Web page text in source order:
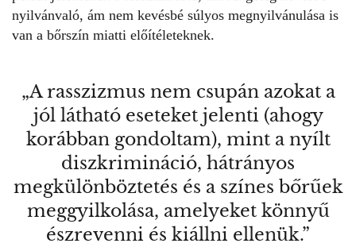
nyilvánvaló, ám nem kevésbé súlyos megnyilvánulása is
van a bőrszín miatti előítéleteknek.
„A rasszizmus nem csupán azokat a
jól látható eseteket jelenti (ahogy
korábban gondoltam), mint a nyílt
diszkrimináció, hátrányos
megkülönböztetés és a színes bőrűek
meggyilkolása, amelyeket könnyű
észrevenni és kiállni ellenük.”